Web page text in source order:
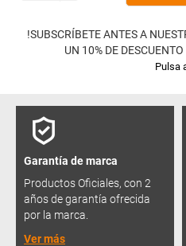
!SUBSCRÍBETE ANTES A
UN 10% DE
Pulsa
Garantía de marca
Productos Oficiales, con 2
años de garantía ofrecida
por la marca.
Ver más